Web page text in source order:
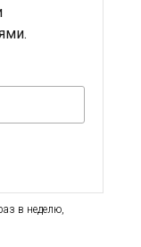
в неделю,